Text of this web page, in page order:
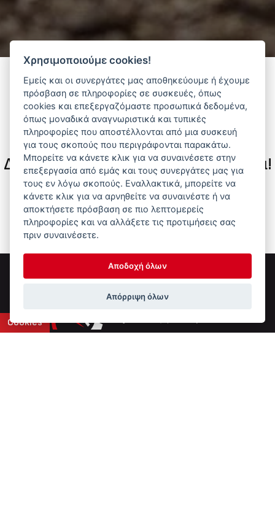
Cookies
Φίλτρα
Δεν υπάρχουν διαθέσιμα προϊόντα!
Αναζητήστε προϊόντα που σας ενδιαφέρουν ανά
κατηγορία ή προμηθευτή.
Χρησιμοποιούμε cookies!
Εμείς και οι συνεργάτες μας αποθηκεύουμε ή έχουμε
πρόσβαση σε πληροφορίες σε συσκευές, όπως
cookies και επεξεργαζόμαστε προσωπικά δεδομένα,
όπως μοναδικά αναγνωριστικά και τυπικές
πληροφορίες που αποστέλλονται από μια συσκευή
για τους σκοπούς που περιγράφονται παρακάτω.
Μπορείτε να κάνετε κλικ για να συναινέσετε στην
επεξεργασία από εμάς και τους συνεργάτες μας για
τους εν λόγω σκοπούς. Εναλλακτικά, μπορείτε να
κάνετε κλικ για να αρνηθείτε να συναινέστε ή να
αποκτήσετε πρόσβαση σε πιο λεπτομερείς
πληροφορίες και να αλλάξετε τις προτιμήσεις σας
πριν συναινέσετε.
Αποδοχή όλων
Απόρριψη όλων